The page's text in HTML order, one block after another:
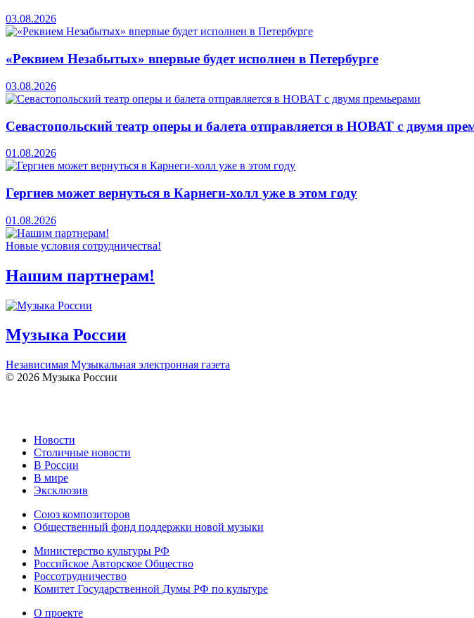
03.08.2026
«Реквием Незабытых» впервые будет исполнен в Петербурге
03.08.2026
Севастопольский театр оперы и балета отправляется в НОВАТ с двумя
01.08.2026
Гергиев может вернуться в Карнеги-холл уже в этом году
01.08.2026
Новые условия сотрудничества!
Нашим партнерам!
Музыка России
Независимая Музыкальная электронная газета
© 2026 Музыка России
Новости
Столичные новости
В России
В мире
Эксклюзив
Союз композиторов
Общественный фонд поддержки новой музыки
Министерство культуры РФ
Российское Авторское Общество
Россотрудничество
Комитет Государственной Думы РФ по культуре
О проекте